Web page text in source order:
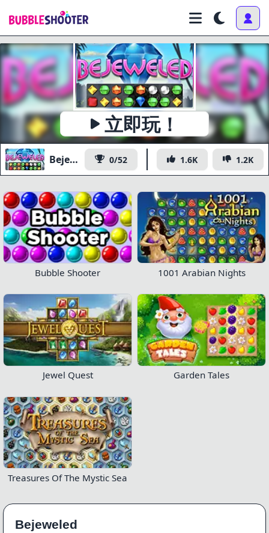
立即玩！
Bejeweled 0/52 1.6K 1.2K
x
https://en.gameslol.net/data//bejeweled-
hd//index.html
复制
Bubble Shooter 1001 Arabian Nights
Jewel Quest Garden Tales
Treasures Of The Mystic Sea
Bejeweled